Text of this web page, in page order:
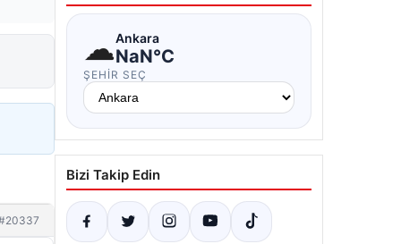
☁Ankara
NaN°C
ŞEHIR SEÇ
Bizi Takip Edin